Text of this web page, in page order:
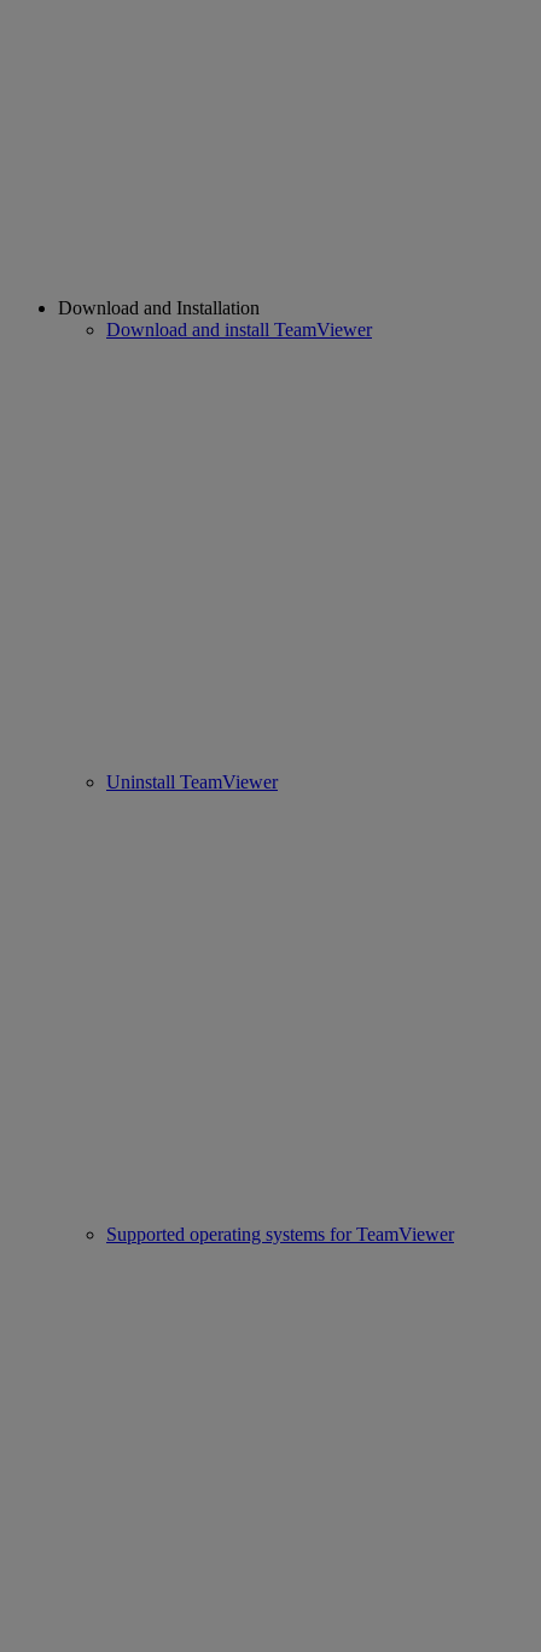
Download and Installation
Download and install TeamViewer
Uninstall TeamViewer
Supported operating systems for TeamViewer